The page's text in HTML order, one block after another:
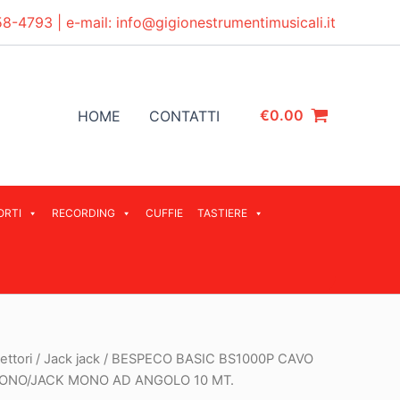
4793 | e-mail: info@gigionestrumentimusicali.it
HOME CONTATTI €0.00
RECORDING CUFFIE TASTIERE
/ Jack jack / BESPECO BASIC BS1000P CAVO
JACK MONO AD ANGOLO 10 MT.